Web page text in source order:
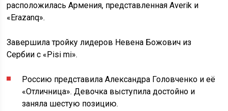
расположилась Армения, представленная Averik и
«Erazanq».
Завершила тройку лидеров Невена Божович из
Сербии с «Pisi mi».
Россию представила Александра Головченко и её
«Отличница». Девочка выступила достойно и
заняла шестую позицию.